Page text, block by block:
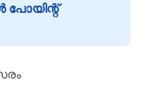
പോയിന്റ്